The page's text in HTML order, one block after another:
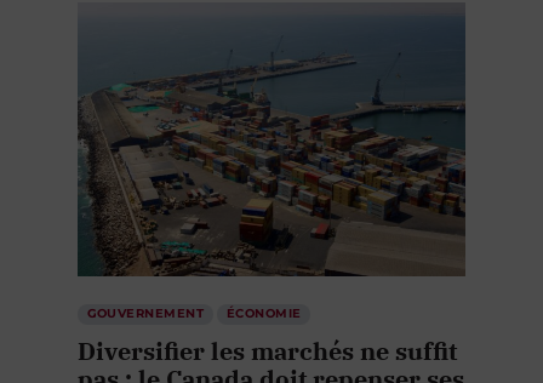
GOUVERNEMENT ÉCONOMIE
Diversifier les marchés ne suffit